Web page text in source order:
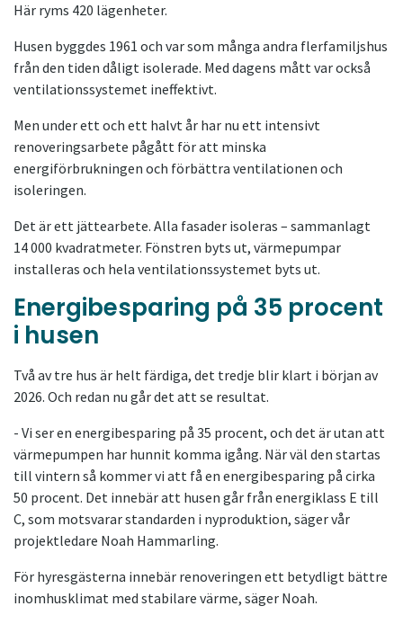
Här ryms 420 lägenheter.
Husen byggdes 1961 och var som många andra flerfamiljshus
från den tiden dåligt isolerade. Med dagens mått var också
ventilationssystemet ineffektivt.
Men under ett och ett halvt år har nu ett intensivt
renoveringsarbete pågått för att minska
energiförbrukningen och förbättra ventilationen och
isoleringen.
Det är ett jättearbete. Alla fasader isoleras – sammanlagt
14 000 kvadratmeter. Fönstren byts ut, värmepumpar
installeras och hela ventilationssystemet byts ut.
Energibesparing på 35 procent
i husen
Två av tre hus är helt färdiga, det tredje blir klart i början av
2026. Och redan nu går det att se resultat.
- Vi ser en energibesparing på 35 procent, och det är utan att
värmepumpen har hunnit komma igång. När väl den startas
till vintern så kommer vi att få en energibesparing på cirka
50 procent. Det innebär att husen går från energiklass E till
C, som motsvarar standarden i nyproduktion, säger vår
projektledare Noah Hammarling.
För hyresgästerna innebär renoveringen ett betydligt bättre
inomhusklimat med stabilare värme, säger Noah.